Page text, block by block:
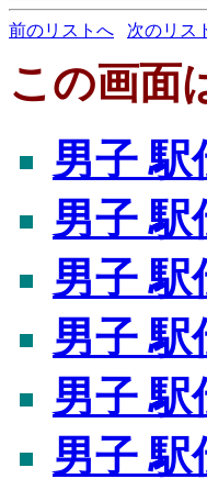
前のリストへ 次のリス
この画面
男子 駅
男子
男子 駅
男子 駅
男子
男子 駅